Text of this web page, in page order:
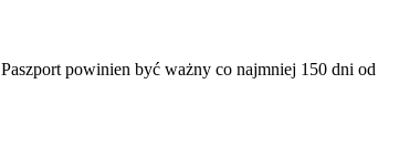
powinien być ważny co najmniej 150 dni od